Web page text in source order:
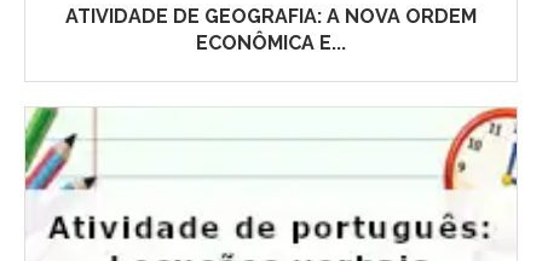
ATIVIDADE DE GEOGRAFIA: A NOVA ORDEM
ECONÔMICA E...